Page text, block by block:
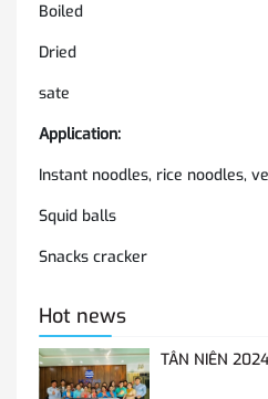
Boiled
Dried
sate
Application:
Instant noodles, rice noodles,
Squid balls
Snacks cracker
Hot news
TÂN NIÊN 2024